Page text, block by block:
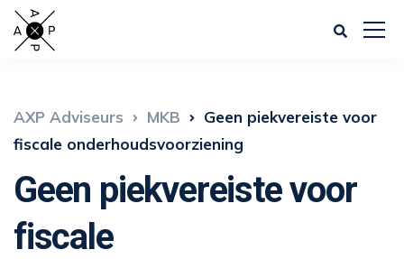
AXP Adviseurs MKB
Geen piekvereiste voor
fiscale onderhoudsvoorziening
Geen piekvereiste voor
fiscale